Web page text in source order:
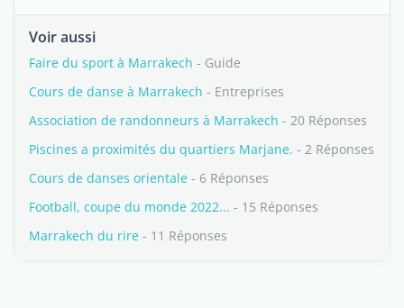
Voir aussi
Faire du sport à Marrakech - Guide
Cours de danse à Marrakech - Entreprises
Association de randonneurs à Marrakech - 20 Réponses
Piscines a proximités du quartiers Marjane. - 2 Réponses
Cours de danses orientale - 6 Réponses
Football, coupe du monde 2022... - 15 Réponses
Marrakech du rire - 11 Réponses